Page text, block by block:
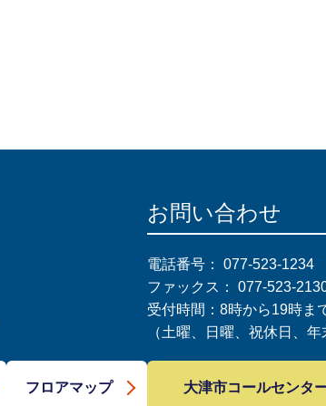
フロアマップ
お問い合わせ
電話番号： 077-523-1234
ファックス： 077-523-
受付時間：8時から19時ま
（土曜、日曜、祝休日、
大津市コールセンタ